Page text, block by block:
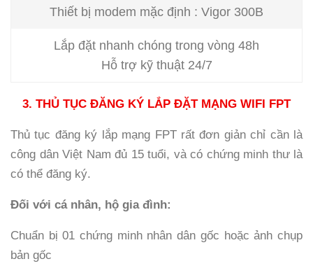
Thiết bị modem mặc định : Vigor 300B
Lắp đặt nhanh chóng trong vòng 48h
Hỗ trợ kỹ thuật 24/7
3. THỦ TỤC ĐĂNG KÝ LẮP ĐẶT MẠNG WIFI FPT
Thủ tục đăng ký lắp mạng FPT rất đơn giản chỉ cần là
công dân Việt Nam đủ 15 tuổi, và có chứng minh thư là
có thể đăng ký.
Đối với cá nhân, hộ gia đình:
Chuẩn bị 01 chứng minh nhân dân gốc hoặc ảnh chụp
bản gốc